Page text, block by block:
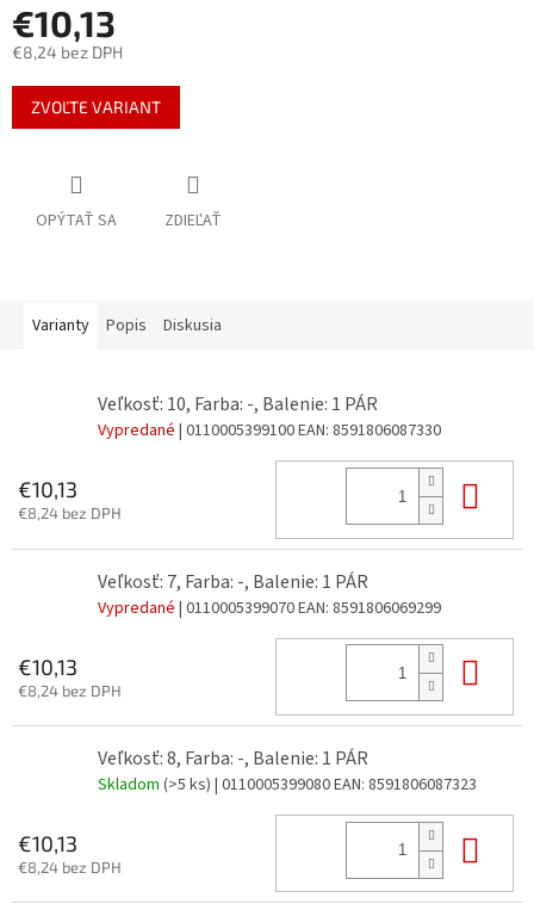
€10,13
€8,24 bez DPH
Jednotková
cena:
ZVOĽTE VARIANT
OPÝTAŤ SA ZDIEĽAŤ
Varianty Popis Diskusia
Veľkosť: 10, Farba: -, Balenie: 1 PÁR
Vypredané | 0110005399100EAN: 8591806087330
€10,13
€8,24 bez DPH
Veľkosť: 7, Farba: -, Balenie: 1 PÁR
Vypredané | 0110005399070EAN: 8591806069299
€10,13
€8,24 bez DPH
Veľkosť: 8, Farba: -, Balenie: 1 PÁR
Skladom (>5 ks) | 0110005399080EAN: 8591806087323
€10,13
€8,24 bez DPH